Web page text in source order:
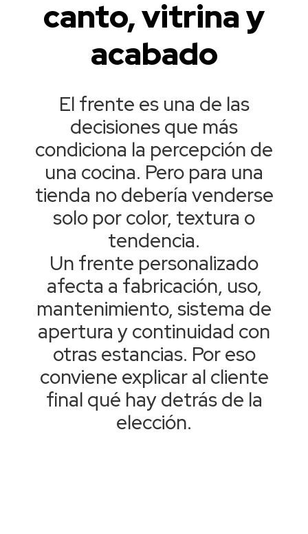
canto, vitrina y
acabado
El frente es una de las
decisiones que más
condiciona la percepción de
una cocina. Pero para una
tienda no debería venderse
solo por color, textura o
tendencia.
Un frente personalizado
afecta a fabricación, uso,
mantenimiento, sistema de
apertura y continuidad con
otras estancias. Por eso
conviene explicar al cliente
final qué hay detrás de la
elección.